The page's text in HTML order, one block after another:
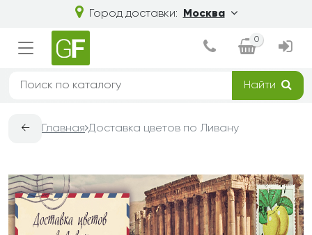
Город доставки: Москва
0
Найти
← Главная Доставка цветов по Ливану